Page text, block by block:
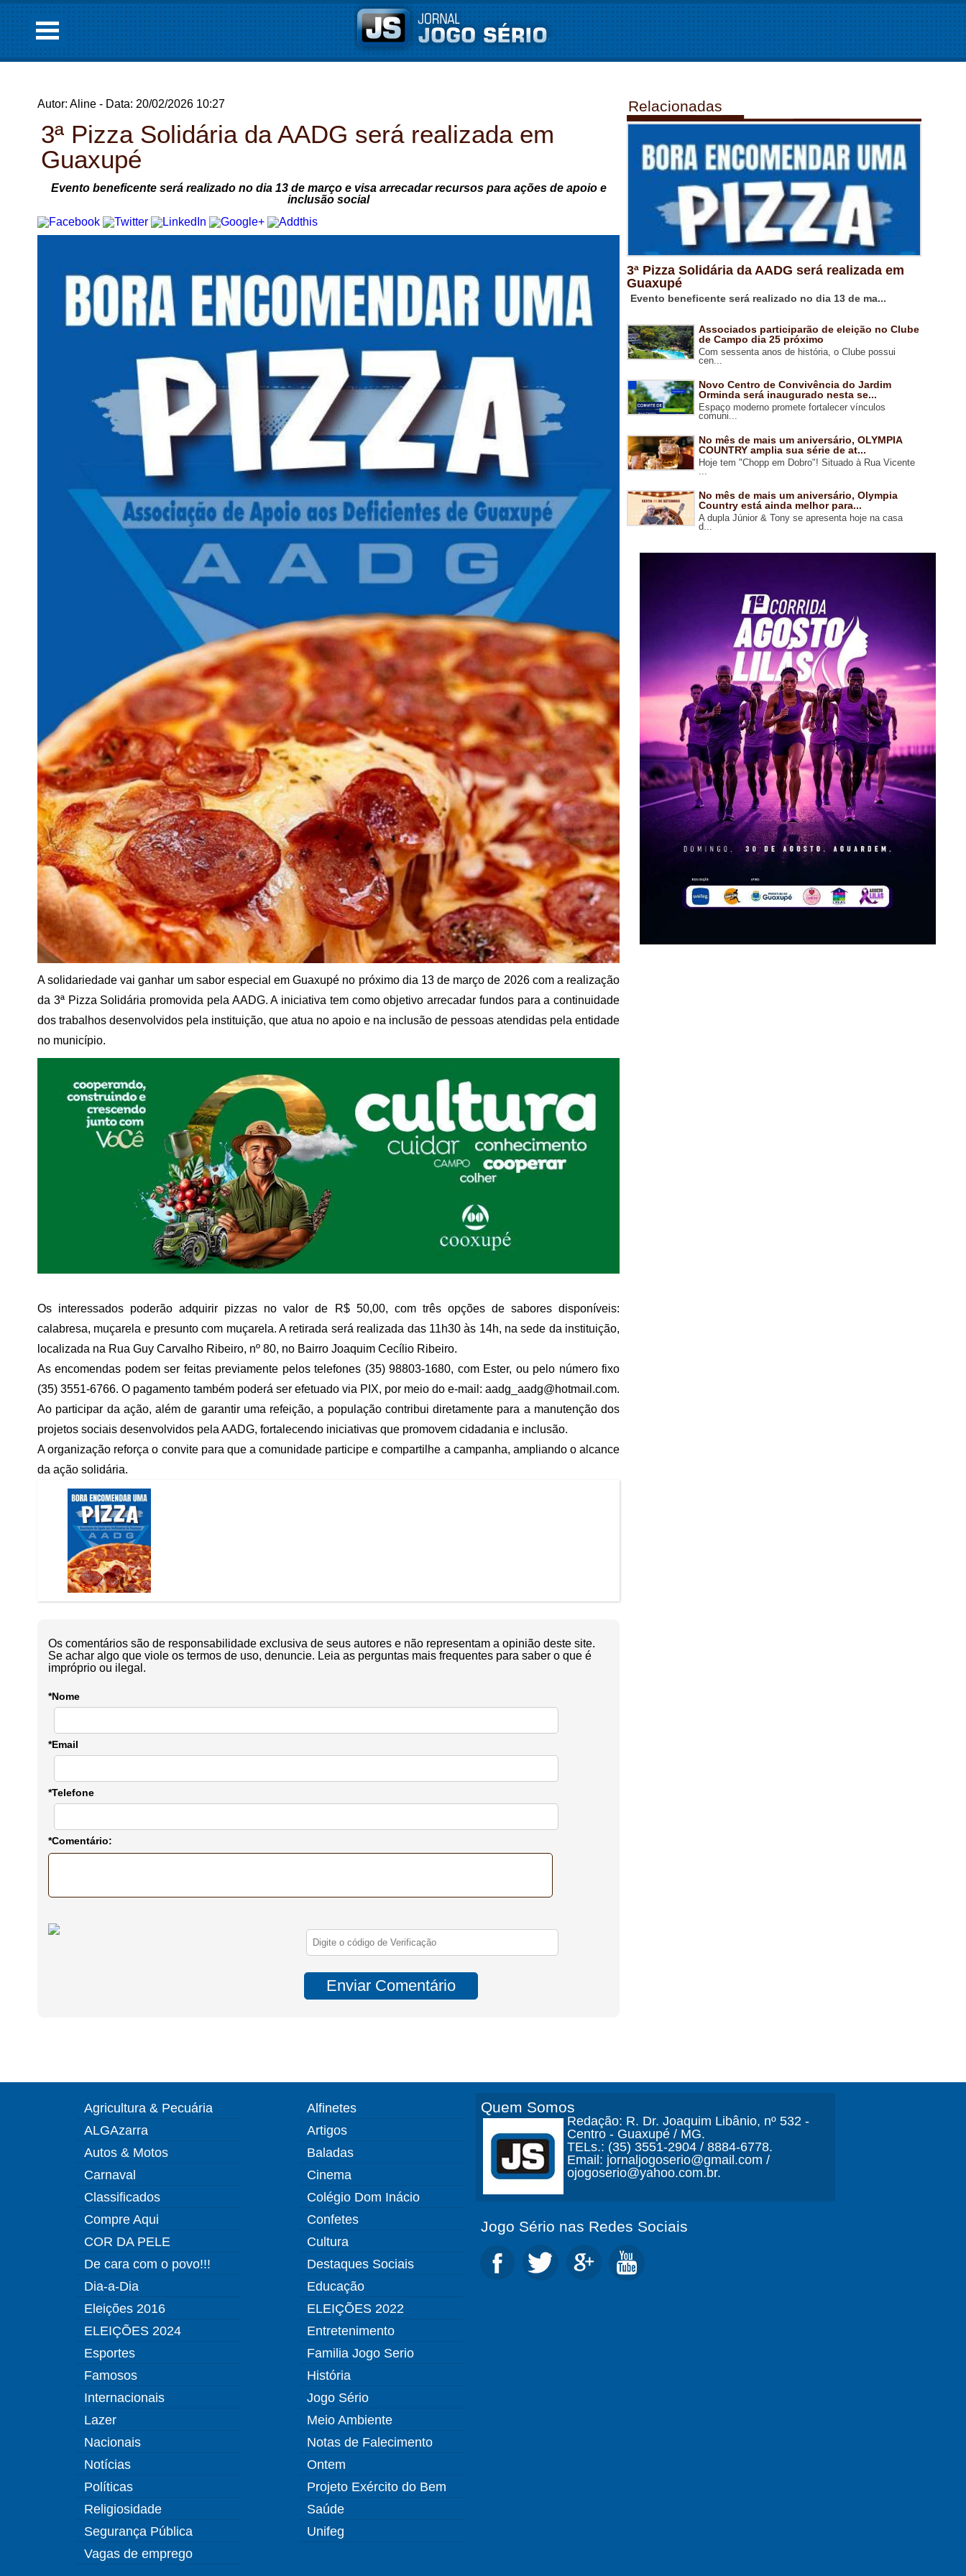
Autor: Aline - Data: 20/02/2026 10:27
3ª Pizza Solidária da AADG será realizada em
Guaxupé
Evento beneficente será realizado no dia 13 de março e visa arrecadar recursos para ações de apoio e
inclusão social
A solidariedade vai ganhar um sabor especial em Guaxupé no próximo dia 13 de março de 2026 com a realização
da 3ª Pizza Solidária promovida pela AADG. A iniciativa tem como objetivo arrecadar fundos para a continuidade
dos trabalhos desenvolvidos pela instituição, que atua no apoio e na inclusão de pessoas atendidas pela entidade
no município.
Os interessados poderão adquirir pizzas no valor de R$ 50,00, com três opções de sabores disponíveis:
calabresa, muçarela e presunto com muçarela. A retirada será realizada das 11h30 às 14h, na sede da instituição,
localizada na Rua Guy Carvalho Ribeiro, nº 80, no Bairro Joaquim Cecílio Ribeiro.
As encomendas podem ser feitas previamente pelos telefones (35) 98803-1680, com Ester, ou pelo número fixo
(35) 3551-6766. O pagamento também poderá ser efetuado via PIX, por meio do e-mail: aadg_aadg@hotmail.com.
Ao participar da ação, além de garantir uma refeição, a população contribui diretamente para a manutenção dos
projetos sociais desenvolvidos pela AADG, fortalecendo iniciativas que promovem cidadania e inclusão.
A organização reforça o convite para que a comunidade participe e compartilhe a campanha, ampliando o alcance
da ação solidária.
Os comentários são de responsabilidade exclusiva de seus autores e não representam a opinião deste site.
Se achar algo que viole os termos de uso, denuncie. Leia as perguntas mais frequentes para saber o que é
impróprio ou ilegal.
*Nome
*Email
*Telefone
*Comentário:
Relacionadas
3ª Pizza Solidária da AADG será realizada em
Guaxupé
Evento beneficente será realizado no dia 13 de ma...
Associados participarão de eleição no Clube
de Campo dia 25 próximo
Com sessenta anos de história, o Clube possui
cen...
Novo Centro de Convivência do Jardim
Orminda será inaugurado nesta se...
Espaço moderno promete fortalecer vínculos
comuni...
No mês de mais um aniversário, OLYMPIA
COUNTRY amplia sua série de at...
Hoje tem "Chopp em Dobro"! Situado à Rua Vicente
...
No mês de mais um aniversário, Olympia
Country está ainda melhor para...
A dupla Júnior & Tony se apresenta hoje na casa
d...
Agricultura & Pecuária
ALGAzarra
Autos & Motos
Carnaval
Classificados
Compre Aqui
COR DA PELE
De cara com o povo!!!
Dia-a-Dia
Eleições 2016
ELEIÇÕES 2024
Esportes
Famosos
Internacionais
Lazer
Nacionais
Notícias
Políticas
Religiosidade
Segurança Pública
Vagas de emprego
Alfinetes
Artigos
Baladas
Cinema
Colégio Dom Inácio
Confetes
Cultura
Destaques Sociais
Educação
ELEIÇÕES 2022
Entretenimento
Familia Jogo Serio
História
Jogo Sério
Meio Ambiente
Notas de Falecimento
Ontem
Projeto Exército do Bem
Saúde
Unifeg
Quem Somos
Redação: R. Dr. Joaquim Libânio, nº 532 -
Centro - Guaxupé / MG.
TELs.: (35) 3551-2904 / 8884-6778.
Email: jornaljogoserio@gmail.com /
ojogoserio@yahoo.com.br.
Jogo Sério nas Redes Sociais